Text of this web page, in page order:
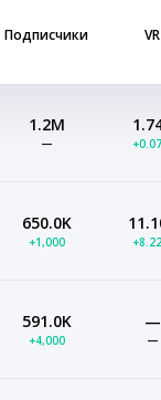
Подписчики VR
1.2M
—
650.0K
+1,000
591.0K
+4,000
—
—